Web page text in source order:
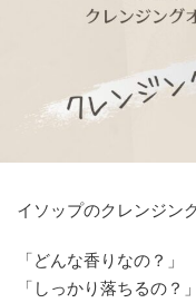
イソップのクレンジン
「どんな香りなの？」
「しっかり落ちるの？」